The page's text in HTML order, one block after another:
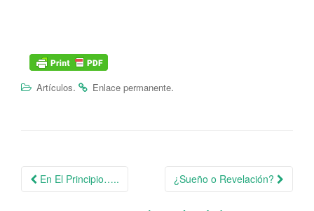
Artículos. Enlace permanente.
Navegación de la entrada
En El Principio….. ¿Sueño o Revelación?